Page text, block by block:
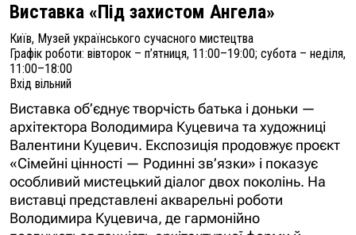
Виставка «Під захистом Ангела»
Київ, Музей українського сучасного мистецтва
Графік роботи: вівторок – п’ятниця, 11:00–19:00; субота – неділя,
11:00–18:00
Вхід вільний
Виставка об’єднує творчість батька і доньки —
архітектора Володимира Куцевича та художниці
Валентини Куцевич. Експозиція продовжує проєкт
«Сімейні цінності — Родинні зв’язки» і показує
особливий мистецький діалог двох поколінь. На
виставці представлені акварельні роботи
Володимира Куцевича, де гармонійно